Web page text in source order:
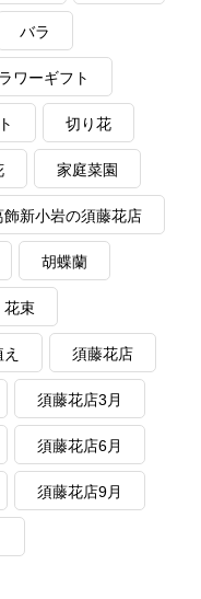
バラ
ワーギフト
切り花
家庭菜園
飾新小岩の須藤花店
胡蝶蘭
花束
須藤花店
須藤花店3月
須藤花店6月
須藤花店9月